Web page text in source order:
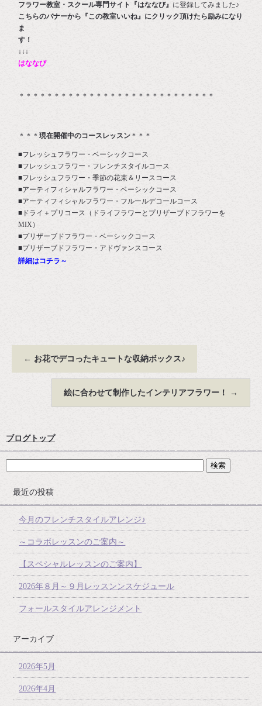
フラワー教室・スクール専門サイト『はななび』 に登録してみました♪
こちらのバナーから『この教室いいね』にクリック頂けたら励みになり
ま
す
↓↓↓
はななび
＊＊＊＊＊＊＊＊＊＊＊＊＊＊＊＊＊＊＊＊＊＊＊＊＊＊＊＊
＊＊＊現在開催中のコースレッスン ＊＊＊
■フレッシュフラワー・ベーシックコース
■フレッシュフラワー・フレンチスタイルコース
■フレッシュフラワー・季節の花束＆リースコース
■アーティフィシャルフラワー・ベーシックコース
■アーティフィシャルフラワー・フルールデコールコース
■ドライ＋プリコース（ドライフラワーとプリザーブドフラワーを
MIX）
■プリザーブドフラワー・ベーシックコース
■プリザーブドフラワー・アドヴァンスコース
詳細はコチラ～
← お花でデコったキュートな収納ボックス♪
絵に合わせて制作したインテリアフラワー！ →
ブログトップ
最近の投稿
今月のフレンチスタイルアレンジ♪
～コラボレッスンのご案内～
【スペシャルレッスンのご案内】
2026年８月～９月レッスンンスケジュール
フォールスタイルアレンジメント
アーカイブ
2026年5月
2026年4月